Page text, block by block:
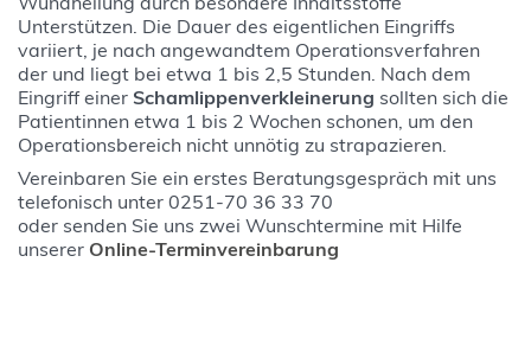
Unterstützen. Die Dauer des eigentlichen Eingriffs
variiert, je nach angewandtem Operationsverfahren
der und liegt bei etwa 1 bis 2,5 Stunden. Nach dem
Eingriff einer Schamlippenverkleinerung sollten sich die
Patientinnen etwa 1 bis 2 Wochen schonen, um den
Operationsbereich nicht unnötig zu strapazieren.
Vereinbaren Sie ein erstes Beratungsgespräch mit uns
telefonisch unter 0251-70 36 33 70
oder senden Sie uns zwei Wunschtermine mit Hilfe
unserer Online-Terminvereinbarung